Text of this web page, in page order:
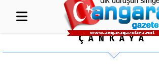
ÇANKAYA